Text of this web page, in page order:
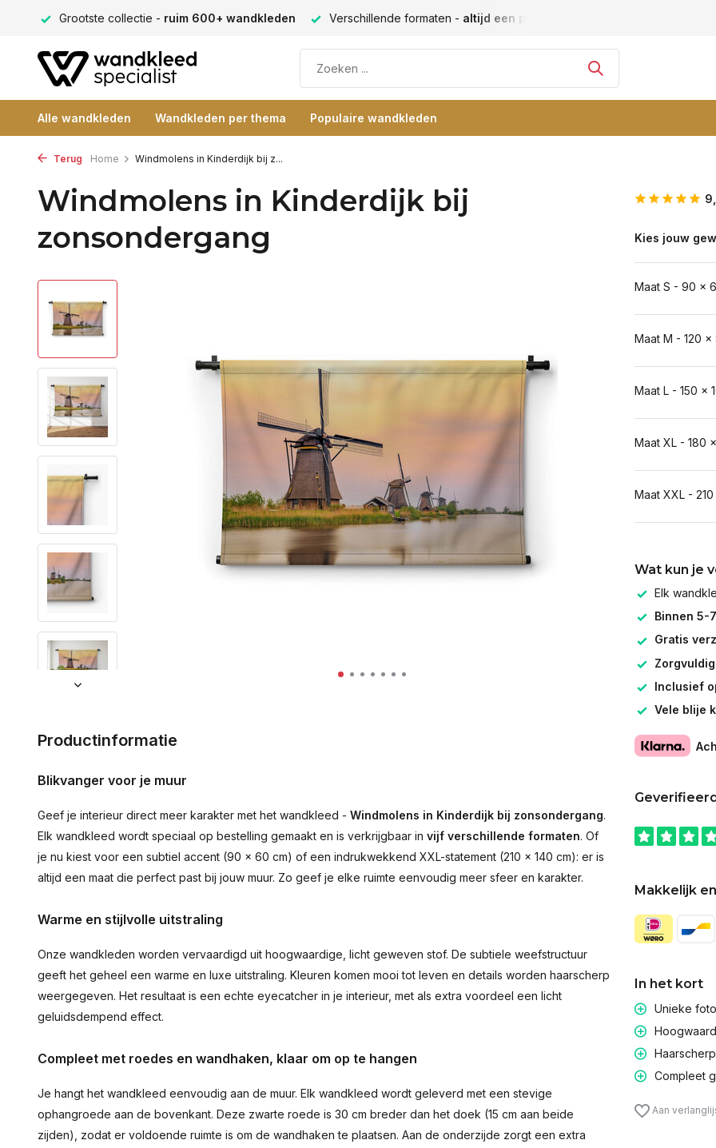
Grootste collectie - ruim 600+ wandkleden Verschillende formaten - altijd een passende maat
Alle wandkleden Wandkleden per thema Populaire wandkleden
Terug Home Windmolens in Kinderdijk bij z...
Windmolens in Kinderdijk bij
zonsondergang
Productinformatie
Blikvanger voor je muur
Geef je interieur direct meer karakter met het wandkleed - Windmolens in Kinderdijk bij zonsondergang.
Elk wandkleed wordt speciaal op bestelling gemaakt en is verkrijgbaar in vijf verschillende formaten. Of
je nu kiest voor een subtiel accent (90 × 60 cm) of een indrukwekkend XXL-statement (210 × 140 cm): er is
altijd een maat die perfect past bij jouw muur. Zo geef je elke ruimte eenvoudig meer sfeer en karakter.
Warme en stijlvolle uitstraling
Onze wandkleden worden vervaardigd uit hoogwaardige, licht geweven stof. De subtiele weefstructuur
geeft het geheel een warme en luxe uitstraling. Kleuren komen mooi tot leven en details worden haarscherp
weergegeven. Het resultaat is een echte eyecatcher in je interieur, met als extra voordeel een licht
geluidsdempend effect.
Compleet met roedes en wandhaken, klaar om op te hangen
Je hangt het wandkleed eenvoudig aan de muur. Elk wandkleed wordt geleverd met een stevige
ophangroede aan de bovenkant. Deze zwarte roede is 30 cm breder dan het doek (15 cm aan beide
zijden), zodat er voldoende ruimte is om de wandhaken te plaatsen. Aan de onderzijde zorgt een extra
Kies jouw
Maat S - 90 x
Maat M - 120 x
Maat L - 150 x
Maat XL - 180
Maat XXL -
Wat kun je
Elk
Binnen 5-
Gratis
Inclusief
Vele blije
Makkelijk
In het kort
Unieke
Compleet
Aan